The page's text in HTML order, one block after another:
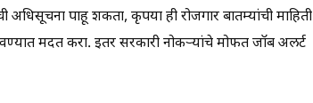
अधिसूचना पाहू शकता, कृपया ही रोजगार बातम्यांची माहिती
मदत करा. इतर सरकारी नोकऱ्यांचे मोफत जॉब अलर्ट